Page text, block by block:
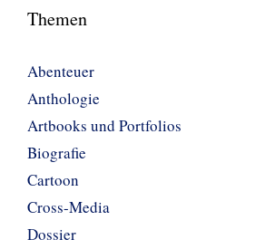
Themen
Abenteuer
Anthologie
Artbooks und Portfolios
Biografie
Cartoon
Cross-Media
Dossier